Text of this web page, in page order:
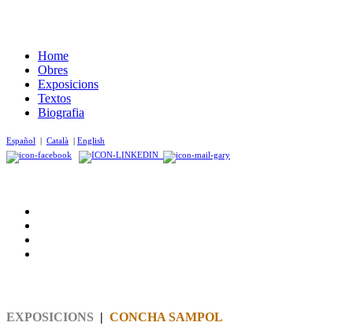
Home
Obres
Exposicions
Textos
Biografia
Español Català English
EXPOSICIONS | CONCHA SAMPOL